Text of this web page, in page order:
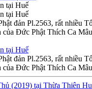
tại Huế
tại Huế
đản Pl.2563, rất nhiều
của Đức Phật Thích Ca
tại Huế
đản Pl.2563, rất nhiều
của Đức Phật Thích Ca